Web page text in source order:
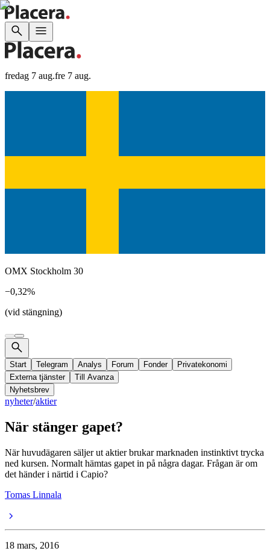
fredag 7 aug.fre 7 aug.
OMX Stockholm 30
−0,32%
(vid stängning)
Start Telegram Analys Forum Fonder
Privatekonomi
Externa tjänster
Till Avanza
Nyhetsbrev
nyheter/aktier
När stänger gapet?
När huvudägaren säljer ut aktier brukar marknaden instinktivt trycka
ned kursen. Normalt hämtas gapet in på några dagar. Frågan är om
det händer i närtid i Capio?
Tomas Linnala
18 mars, 2016